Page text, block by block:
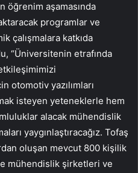
öğrenim aşamasında
programlar ve
çalışmalara katkıda
“Üniversitenin etrafında
otomotiv yazılımları
isteyen yeteneklerle hem
alacak mühendislik
yaygınlaştıracağız. Tofaş
oluşan mevcut 800 kişilik
mühendislik şirketleri ve